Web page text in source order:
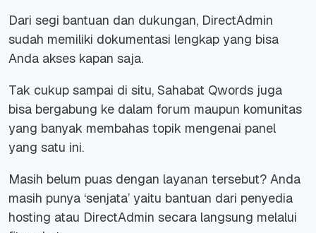
Dari segi bantuan dan dukungan, DirectAdmin
sudah memiliki dokumentasi lengkap yang bisa
Anda akses kapan saja.
Tak cukup sampai di situ, Sahabat Qwords juga
bisa bergabung ke dalam forum maupun komunitas
yang banyak membahas topik mengenai panel
yang satu ini.
Masih belum puas dengan layanan tersebut? Anda
masih punya ‘senjata’ yaitu bantuan dari penyedia
hosting atau DirectAdmin secara langsung melalui